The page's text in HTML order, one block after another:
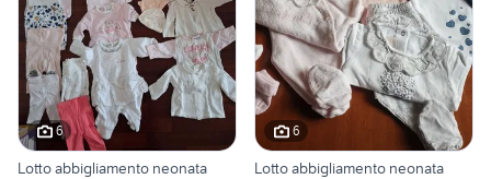
6
Lotto abbigliamento neonata
6
Lotto abbigliamento neonata